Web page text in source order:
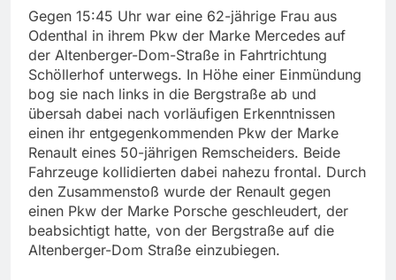
Gegen 15:45 Uhr war eine 62-jährige Frau aus
Odenthal in ihrem Pkw der Marke Mercedes auf
der Altenberger-Dom-Straße in Fahrtrichtung
Schöllerhof unterwegs. In Höhe einer Einmündung
bog sie nach links in die Bergstraße ab und
übersah dabei nach vorläufigen Erkenntnissen
einen ihr entgegenkommenden Pkw der Marke
Renault eines 50-jährigen Remscheiders. Beide
Fahrzeuge kollidierten dabei nahezu frontal. Durch
den Zusammenstoß wurde der Renault gegen
einen Pkw der Marke Porsche geschleudert, der
beabsichtigt hatte, von der Bergstraße auf die
Altenberger-Dom Straße einzubiegen.